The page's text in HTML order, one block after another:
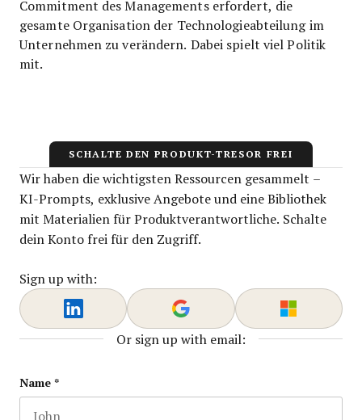
Commitment des Managements erfordert, die
gesamte Organisation der Technologieabteilung im
Unternehmen zu verändern. Dabei spielt viel Politik
mit.
SCHALTE DEN PRODUKT-TRESOR FREI
Wir haben die wichtigsten Ressourcen gesammelt –
KI-Prompts, exklusive Angebote und eine Bibliothek
mit Materialien für Produktverantwortliche. Schalte
dein Konto frei für den Zugriff.
Sign up with:
Or sign up with email:
X/Twitter
Name*